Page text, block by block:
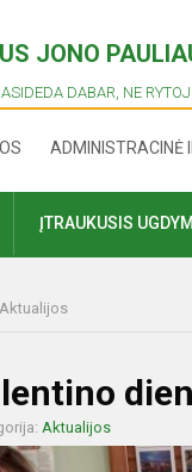
JONO
DABAR, NE
ADMINISTRACINĖ
ĮTRAUKUSIS
Aktualijos
Aktualijos